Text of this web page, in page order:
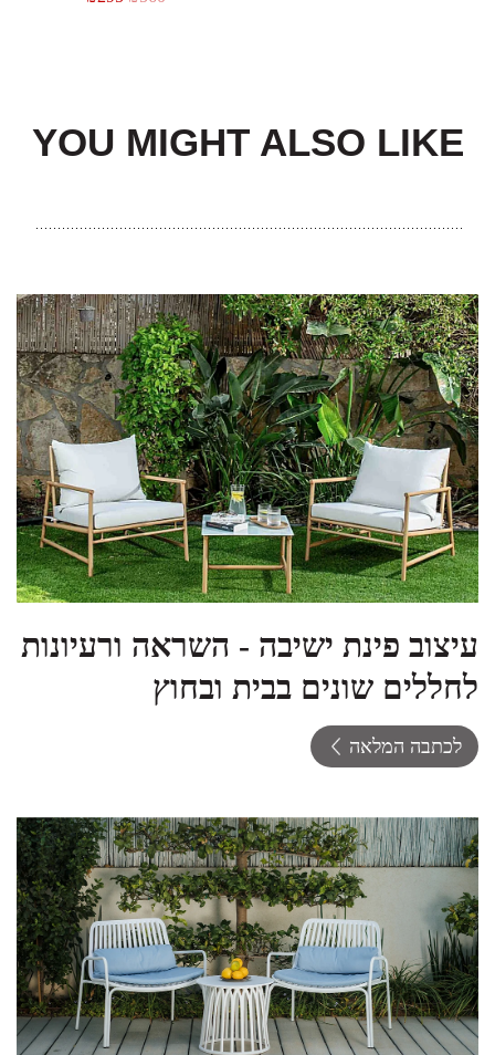
YOU MIGHT ALSO LIKE
עיצוב פינת ישיבה - השראה ורעיונות
לחללים שונים בבית ובחוץ
לכתבה המלאה